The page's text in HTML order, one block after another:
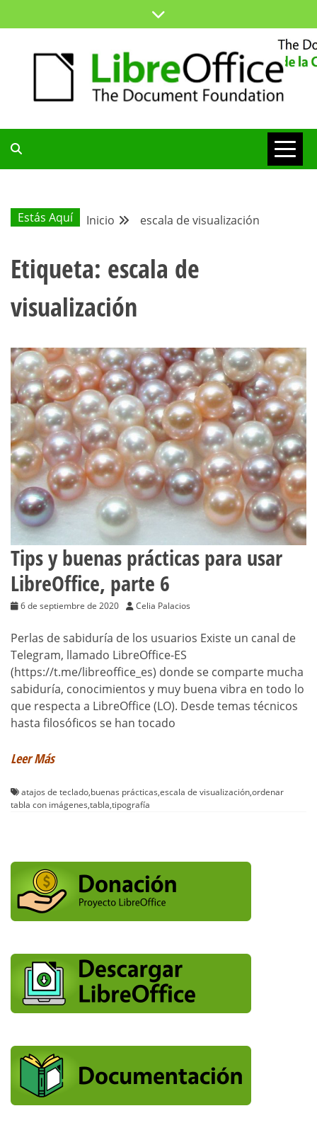
al
BLOG DE LA
COMUNIDAD
HISPANA
Estás Aquí Inicio escala de visualización
Etiqueta: escala de
visualización
Tips y buenas prácticas para usar
LibreOffice, parte 6
6 de septiembre de 2020 Celia Palacios
Perlas de sabiduría de los usuarios Existe un canal de
Telegram, llamado LibreOffice-ES
(https://t.me/libreoffice_es) donde se comparte mucha
sabiduría, conocimientos y muy buena vibra en todo lo
que respecta a LibreOffice (LO). Desde temas técnicos
hasta filosóficos se han tocado
Leer Más
atajos de teclado,buenas prácticas,escala de visualización,ordenar
tabla con imágenes,tabla,tipografía